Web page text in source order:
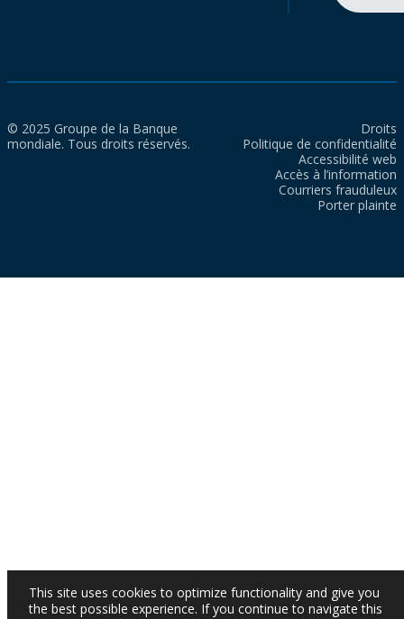
© 2025 Groupe de la Banque
mondiale. Tous droits réservés.
Droits
Politique de confidentialité
Accessibilité web
Accès à l’information
Courriers frauduleux
Porter plainte
This site uses cookies to optimize functionality and give you
the best possible experience. If you continue to navigate this